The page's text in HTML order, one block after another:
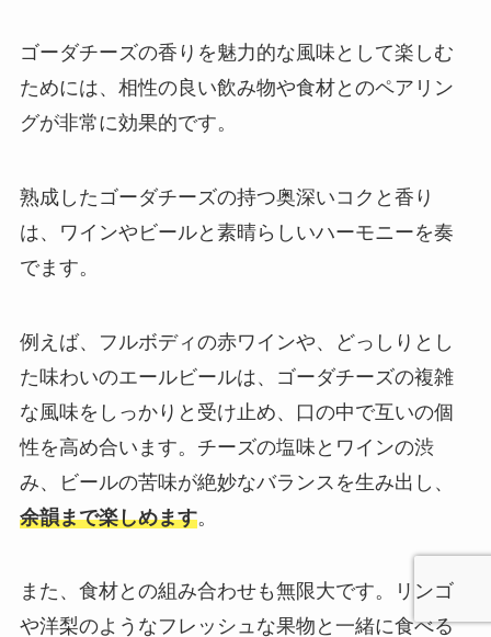
ゴーダチーズの香りを魅力的な風味として楽しむ
ためには、相性の良い飲み物や食材とのペアリン
グが非常に効果的です。
熟成したゴーダチーズの持つ奥深いコクと香り
は、ワインやビールと素晴らしいハーモニーを奏
でます。
例えば、フルボディの赤ワインや、どっしりとし
た味わいのエールビールは、ゴーダチーズの複雑
な風味をしっかりと受け止め、口の中で互いの個
性を高め合います。チーズの塩味とワインの渋
み、ビールの苦味が絶妙なバランスを生み出し、
余韻まで楽しめます。
また、食材との組み合わせも無限大です。リンゴ
や洋梨のようなフレッシュな果物と一緒に食べる